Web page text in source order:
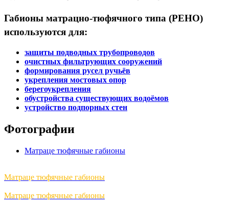
Габионы матрацно-тюфячного типа (РЕНО)
используются для:
защиты подводных трубопроводов
очистных фильтрующих сооружений
формирования русел ручьёв
укрепления мостовых опор
берегоукрепления
обустройства существующих водоёмов
устройство подпорных стен
Фотографии
Матраце тюфячные габионы
Матраце тюфячные габионы
Матраце тюфячные габионы